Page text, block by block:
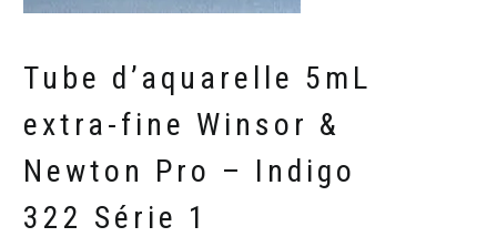
Tube d’aquarelle 5mL
extra-fine Winsor &
Newton Pro – Indigo
322 Série 1